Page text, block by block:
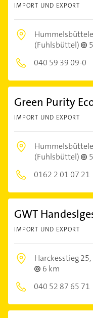
IMPORT UND EXPORT
(Fuhlsbüttel)
040 59 39 09-0
Green Purity
IMPORT UND EXPORT
(Fuhlsbüttel)
0162 2 01 07 21
GWT
IMPORT UND EXPORT
Harckesstieg 25,
6 km
040 52 87 65 71